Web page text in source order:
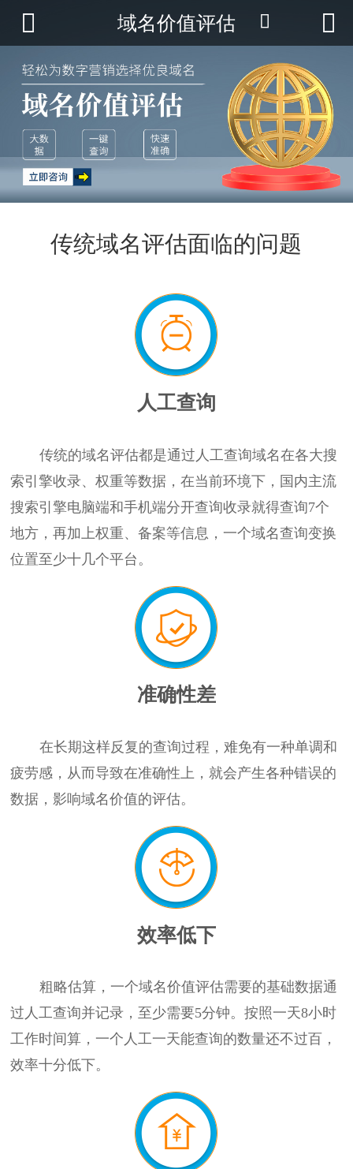
 首页
数据云查询
数据云监控
应用场景
 域名价值评估  
传统域名评估面临的问题
人工查询
传统的域名评估都是通过人工查询域名在各大搜
索引擎收录、权重等数据，在当前环境下，国内主流
搜索引擎电脑端和手机端分开查询收录就得查询7个
地方，再加上权重、备案等信息，一个域名查询变换
位置至少十几个平台。
准确性差
在长期这样反复的查询过程，难免有一种单调和
疲劳感，从而导致在准确性上，就会产生各种错误的
数据，影响域名价值的评估。
效率低下
粗略估算，一个域名价值评估需要的基础数据通
过人工查询并记录，至少需要5分钟。按照一天8小时
工作时间算，一个人工一天能查询的数量还不过百，
效率十分低下。